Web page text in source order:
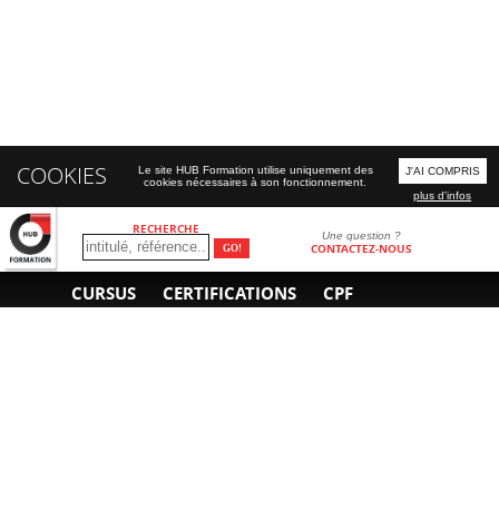
RECHERCHE Une question ?
CONTACTEZ-NOUS
CURSUS CERTIFICATIONS CPF
COOKIES
Le site HUB Formation utilise uniquement des
cookies nécessaires à son fonctionnement.
J'AI COMPRIS
plus d'infos